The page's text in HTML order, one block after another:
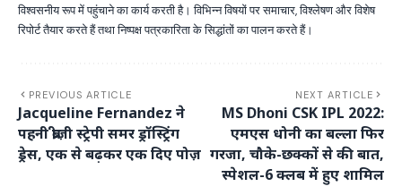
विश्वसनीय रूप में पहुंचाने का कार्य करती है। विभिन्न विषयों पर समाचार, विश्लेषण और विशेष
रिपोर्ट तैयार करते हैं तथा निष्पक्ष पत्रकारिता के सिद्धांतों का पालन करते हैं।
PREVIOUS ARTICLE
Jacqueline Fernandez ने
पहनी ब्रीज़ी स्ट्रेपी समर ड्रॉस्ट्रिंग
ड्रेस, एक से बढ़कर एक दिए पोज़
NEXT ARTICLE
MS Dhoni CSK IPL 2022:
एमएस धोनी का बल्ला फिर
गरजा, चौके-छक्कों से की बात,
स्पेशल-6 क्लब में हुए शामिल